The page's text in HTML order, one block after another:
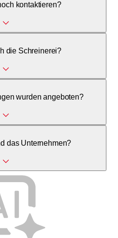
kontaktieren?
die Schreinerei?
wurden angeboten?
das Unternehmen?
übernahmen den Betrieb im